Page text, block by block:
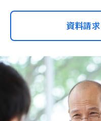
資料請求